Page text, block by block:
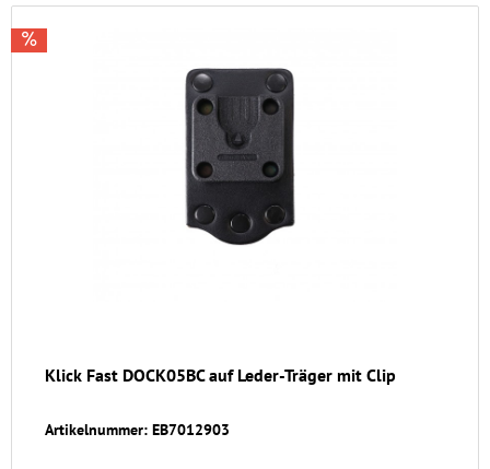
Klick Fast DOCK05BC auf Leder-Träger mit Clip
Artikelnummer: EB7012903